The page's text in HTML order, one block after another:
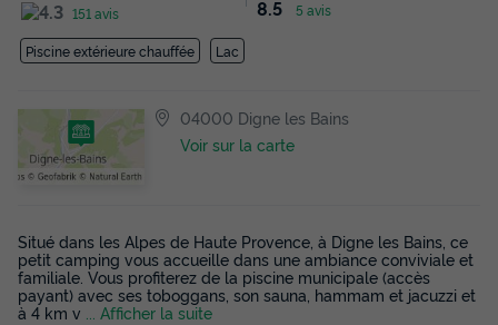
151 avis
8.5 5 avis
Piscine extérieure chauffée Lac
04000 Digne les Bains
Voir sur la carte
Situé dans les Alpes de Haute Provence, à Digne les Bains, ce
petit camping vous accueille dans une ambiance conviviale et
familiale. Vous profiterez de la piscine municipale (accès
payant) avec ses toboggans, son sauna, hammam et jacuzzi et
à 4 km v
... Afficher la suite